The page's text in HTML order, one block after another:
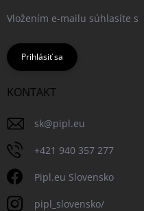
Vložením e-mailu súhlasíte s
Prihlásiť sa
KONTAKT
sk@pipl.eu
+421 940 357 277
Pipl.eu Slovensko
pipl_slovensko/